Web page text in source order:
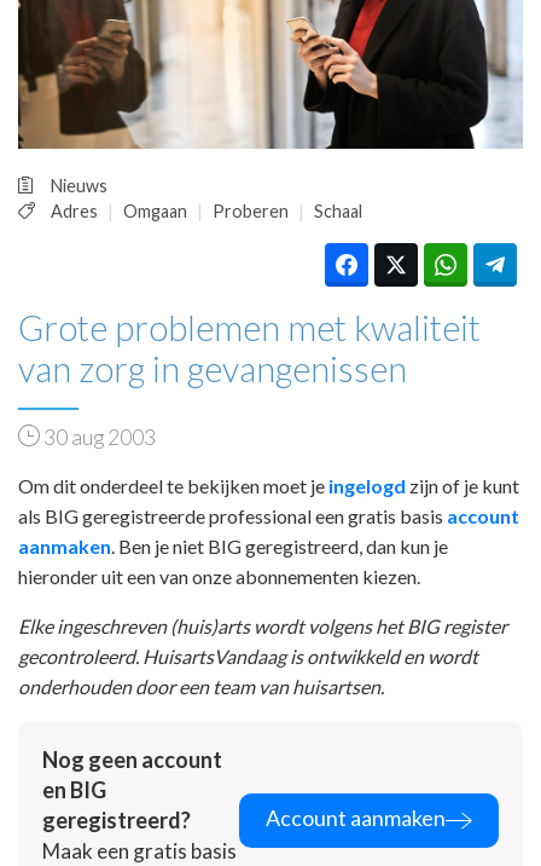
PRAKTIJKZAKEN
TARIEVEN
VPHUISARTSEN
MEDISCHE VAKHANDEL
REGISTRATIE
Nieuws
Adres
Omgaan Proberen Schaal
Grote problemen met kwaliteit
van zorg in gevangenissen
30 aug 2003
Om dit onderdeel te bekijken moet je ingelogd zijn of je kunt
als BIG geregistreerde professional een gratis basis account
aanmaken . Ben je niet BIG geregistreerd, dan kun je
hieronder uit een van onze abonnementen kiezen.
Elke ingeschreven (huis)arts wordt volgens het BIG register
gecontroleerd. HuisartsVandaag is ontwikkeld en wordt
onderhouden door een team van huisartsen.
Nog geen account
en BIG
geregistreerd?
Maak een gratis basis
Account aanmaken